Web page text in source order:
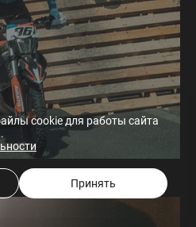
cookie для работы сайта
Принять